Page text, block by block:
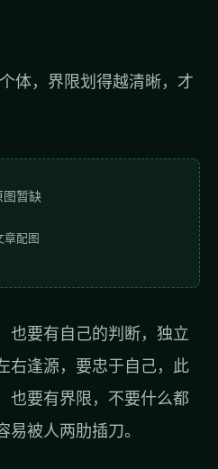
体，界限划得越清晰，才
图暂缺
章配图
也要有自己的判断，独立
右逢源，要忠于自己，此
也要有界限，不要什么都
被人两肋插刀。